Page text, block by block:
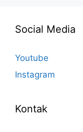
Social Media
Youtube
Instagram
Kontak